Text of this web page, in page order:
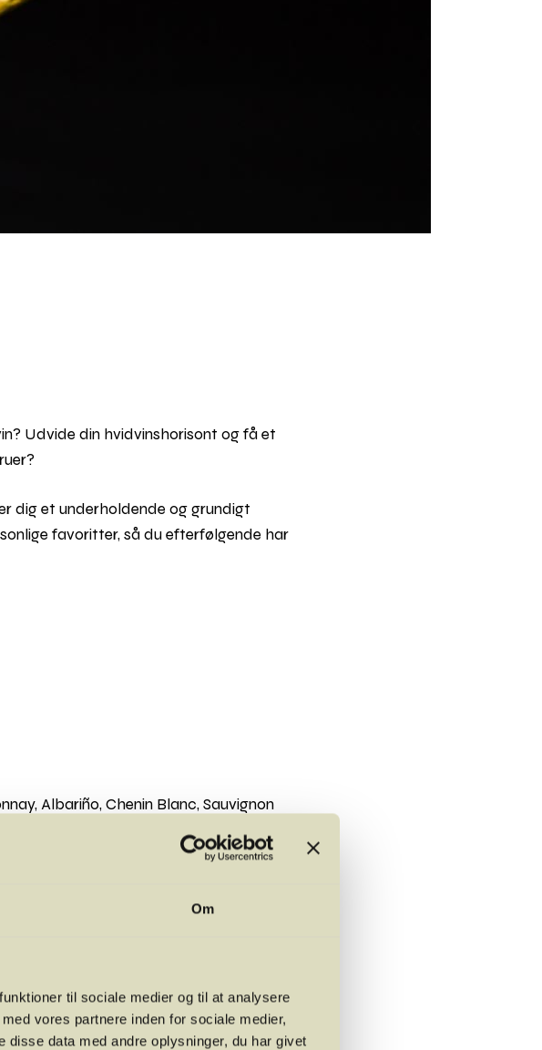
Om
til sociale medier og til at analysere
vores partnere inden for sociale medier,
data med andre oplysninger, du har givet
Udvide din hvidvinshorisont og få et
dig et underholdende og grundigt
favoritter, så du efterfølgende har
Albariño, Chenin Blanc, Sauvignon
C (ved siden af Restaurant SyvNi13)
for at deltage)